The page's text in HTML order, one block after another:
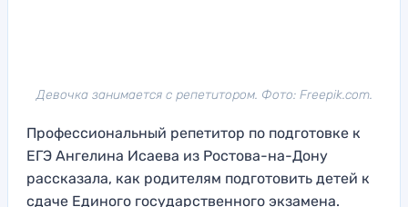
Девочка занимается с репетитором. Фото: Freepik.com.
Профессиональный репетитор по подготовке к
ЕГЭ Ангелина Исаева из Ростова-на-Дону
рассказала, как родителям подготовить детей к
сдаче Единого государственного экзамена.